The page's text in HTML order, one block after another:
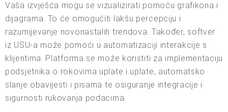
Vaša izvješća mogu se vizualizirati pomoću grafikona i
dijagrama. To će omogućiti lakšu percepciju i
razumijevanje novonastalih trendova. Također, softver
iz USU-a može pomoći u automatizaciji interakcije s
klijentima. Platforma se može koristiti za implementaciju
podsjetnika o rokovima uplate i uplate, automatsko
slanje obavijesti i pisama te osiguranje integracije i
sigurnosti rukovanja podacima.